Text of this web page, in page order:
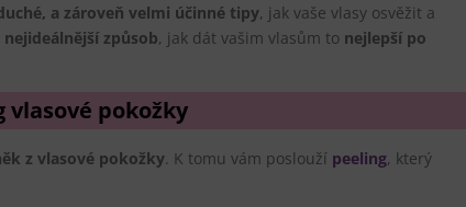
a zároveň velmi účinné tipy, jak vaše vlasy osvěžit a
nejideálnější způsob, jak dát vašim vlasům to nejlepší po
vlasové pokožky
z vlasové pokožky. K tomu vám poslouží peeling, který